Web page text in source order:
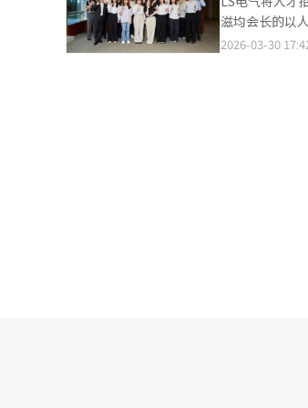
核、面试和最
术研究人员之
滋均会长的以
聘制度稳定地
正式员工，
升员工福利
获取。”随着
2026-03-30